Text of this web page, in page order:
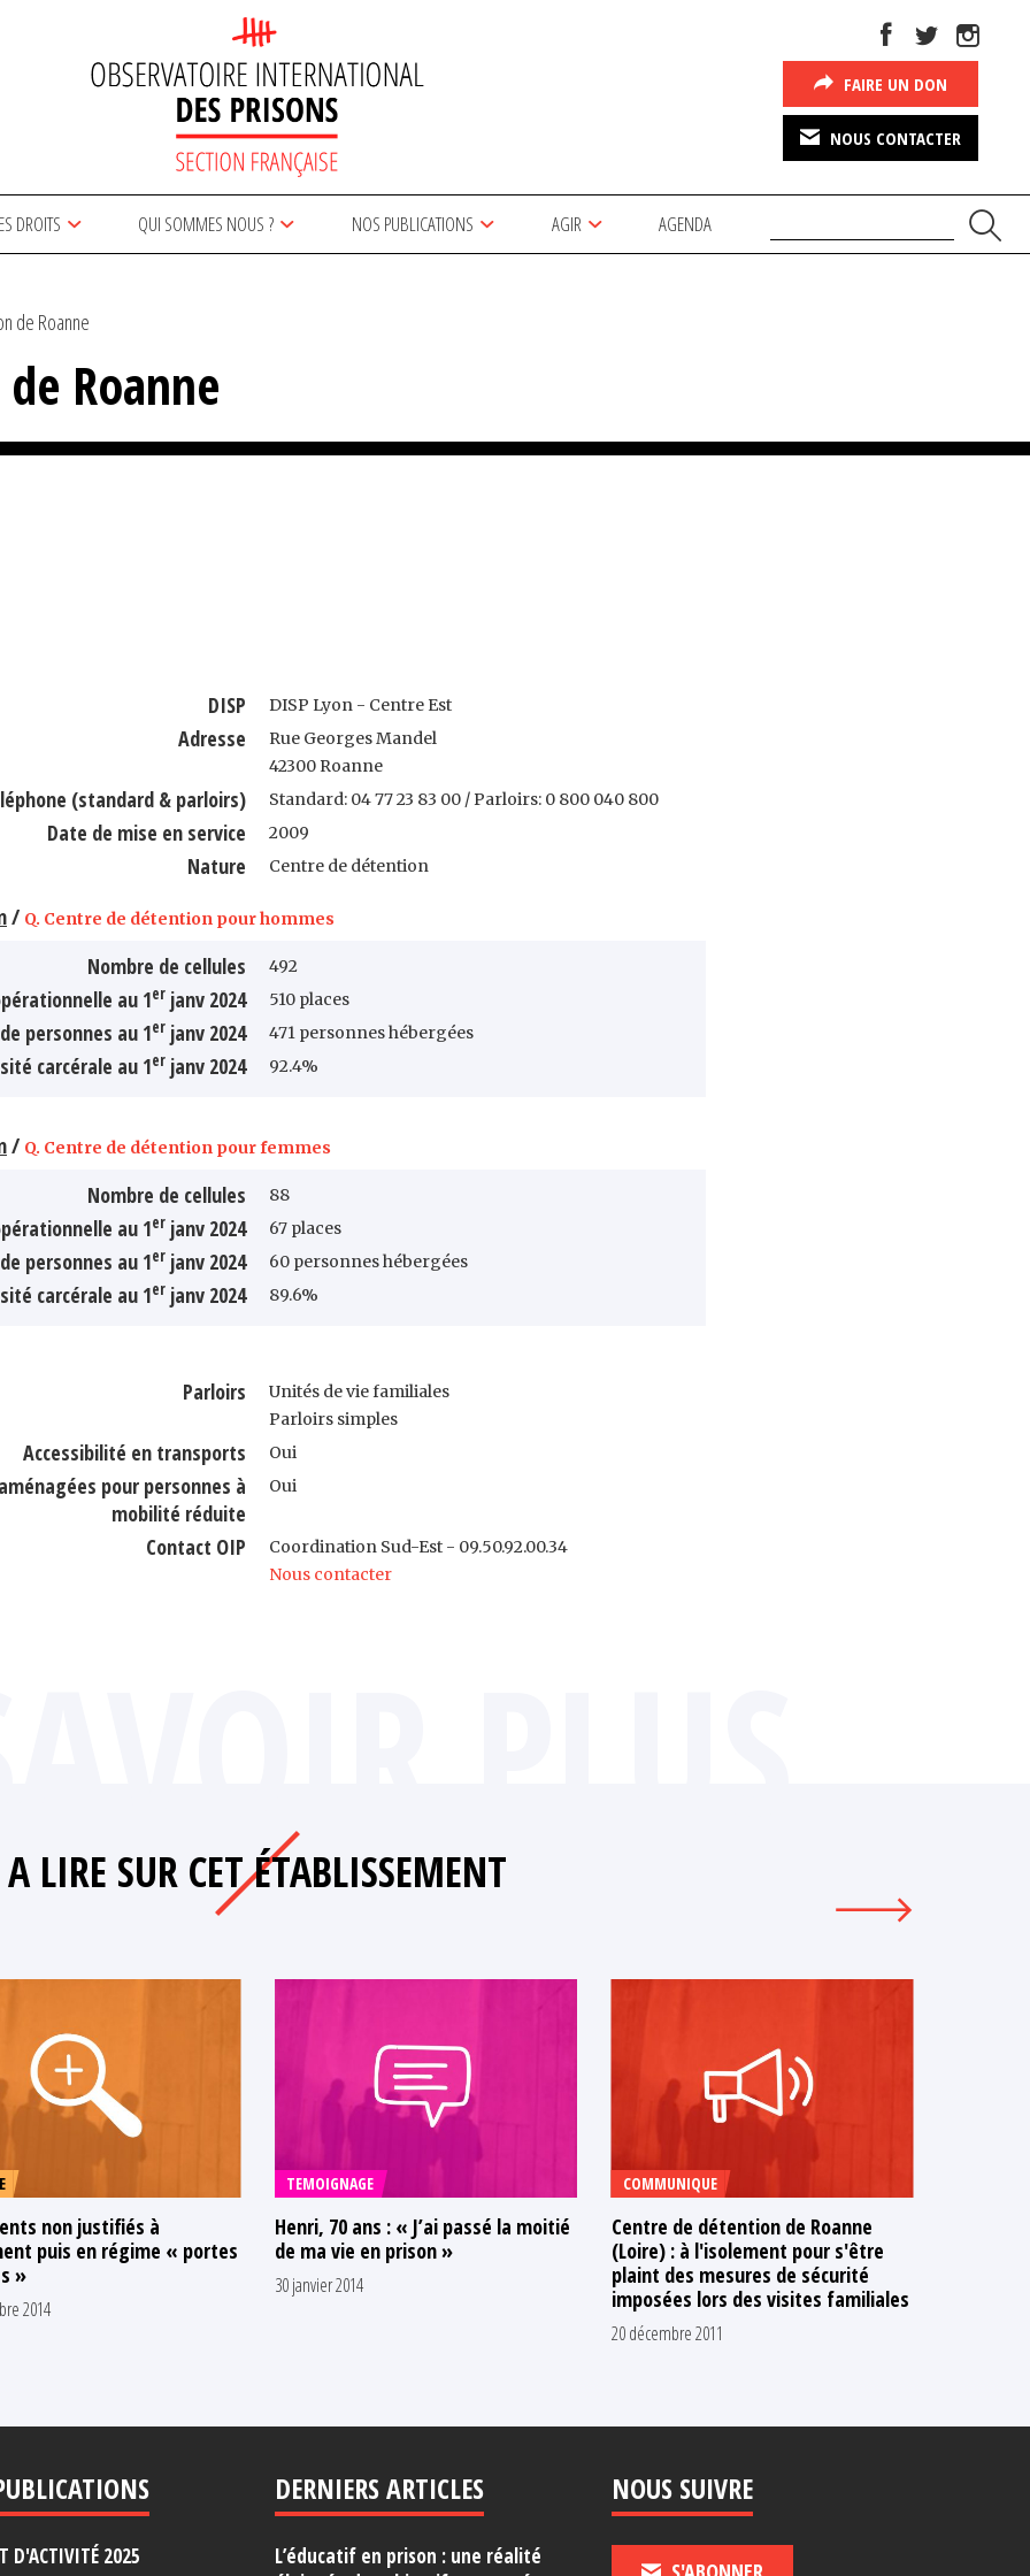
FAIRE UN DON
NOUS CONTACTER
DROITS QUI SOMMES NOUS ? NOS PUBLICATIONS AGIR AGENDA
de Roanne
Roanne
DISP DISP Lyon - Centre Est
Adresse
Rue Georges Mandel
42300 Roanne
(standard & parloirs) Standard: 04 77 23 83 00 / Parloirs: 0 800 040 800
Date de mise en service 2009
Nature Centre de détention
/ Q. Centre de détention pour hommes
Nombre de cellules 492
au 1er janv 2024 510 places
personnes au 1er janv 2024 471 personnes hébergées
carcérale au 1er janv 2024 92.4%
/ Q. Centre de détention pour femmes
Nombre de cellules 88
au 1er janv 2024 67 places
personnes au 1er janv 2024 60 personnes hébergées
carcérale au 1er janv 2024 89.6%
Parloirs
Unités de vie familiales
Parloirs simples
Accessibilité en transports Oui
pour personnes à
mobilité réduite
Oui
Contact OIP
Coordination Sud-Est - 09.50.92.00.34
Nous contacter
A LIRE SUR CET ÉTABLISSEMENT
non justifiés à
puis en régime « portes
»
2014
TEMOIGNAGE
Henri, 70 ans : « J’ai passé la moitié
de ma vie en prison »
30 janvier 2014
COMMUNIQUE
Centre de détention de Roanne
(Loire) : à l'isolement pour s'être
plaint des mesures de sécurité
imposées lors des visites familiales
20 décembre 2011
D'ACTIVITÉ 2025
DERNIERS ARTICLES
L’éducatif en prison : une réalité
NOUS SUIVRE